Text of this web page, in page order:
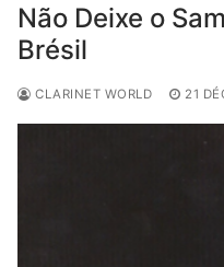
Não Deixe o
Brésil
CLARINET WORLD 21